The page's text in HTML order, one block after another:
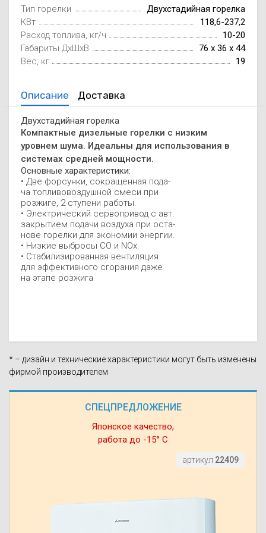
СПЕЦПРЕДЛОЖЕНИЕ
Японское качество,
работа до -15° С
артикул 22409
Тип горелки
Двухстадийная горелка
КВт
118,6-237,2
Расход топлива, кг/ч
10-20
Габариты ДxШxВ
76 x 36 x 44
Вес, кг
19
Описание Доставка
Двухстадийная горелка
Компактные дизельные горелки с низким
уровнем шума. Идеальны для использования в
системах средней мощности.
Основные характеристики:
• Две форсунки, сокращенная пода-
ча топливовоздушной смеси при
розжиге, 2 ступени работы.
• Электрический сервопривод с авт.
закрытием подачи воздуха при оста-
нове горелки для экономии энергии.
• Низкие выбросы CO и NOx.
• Стабилизированная вентиляция
для эффективного сгорания даже
на этапе розжига
* – дизайн и технические характеристики могут быть изменены
фирмой производителем
Осушители
Wi-Fi модуля
отработанном